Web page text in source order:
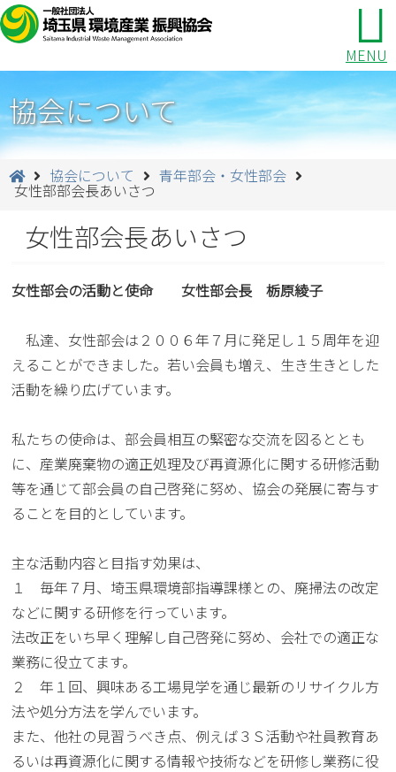
MENU
協会について
協会について 青年部会・女性部会
女性部部会長あいさつ
女性部会長あいさつ
女性部会の活動と使命 女性部会長 栃原綾子
私達、女性部会は２００６年７月に発足し１５周年を迎
えることができました。若い会員も増え、生き生きとした
活動を繰り広げています。
私たちの使命は、部会員相互の緊密な交流を図るととも
に、産業廃棄物の適正処理及び再資源化に関する研修活動
等を通じて部会員の自己啓発に努め、協会の発展に寄与す
ることを目的としています。
主な活動内容と目指す効果は、
１ 毎年７月、埼玉県環境部指導課様との、廃掃法の改定
などに関する研修を行っています。
法改正をいち早く理解し自己啓発に努め、会社での適正な
業務に役立てます。
２ 年１回、興味ある工場見学を通じ最新のリサイクル方
法や処分方法を学んでいます。
また、他社の見習うべき点、例えば３Ｓ活動や社員教育あ
るいは再資源化に関する情報や技術などを研修し業務に役